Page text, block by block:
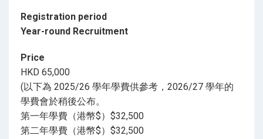
Registration period
Year-round Recruitment
Price
HKD 65,000
(以下為 2025/26 學年學費供參考，2026/27 學年的
學費會於稍後公布。
第一年學費（港幣$）$32,500
第二年學費（港幣$）$32,500